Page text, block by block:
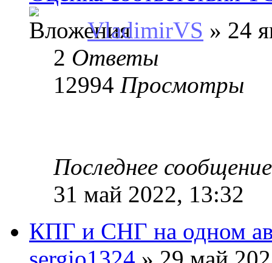
VladimirVS » 24
2 Ответы
12994 Просмотры
Последнее
31 май 2022, 13:32
КПГ и СНГ на одном